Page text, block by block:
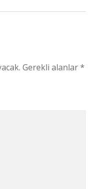
Gerekli alanlar*